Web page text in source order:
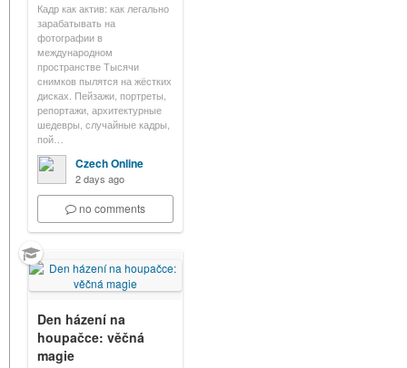
Кадр как актив: как легально
зарабатывать на
фотографии в
международном
пространстве Тысячи
снимков пылятся на жёстких
дисках. Пейзажи, портреты,
репортажи, архитектурные
шедевры, случайные кадры,
пой…
Czech Online
2 days ago
no comments
Den házení na
houpačce: věčná
magie